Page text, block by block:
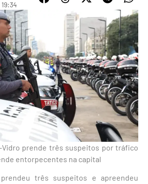
19:34
Vidro prende três suspeitos por tráfico
entorpecentes na capital
três suspeitos e apreendeu